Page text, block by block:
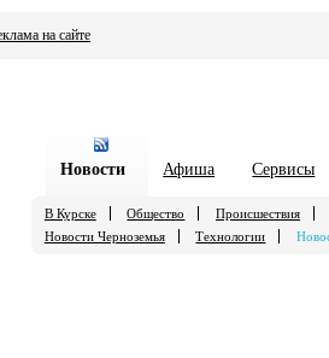
на сайте
Новости Афиша Сервисы
В Курске Общество Происшествия
Новости Черноземья
Технологии